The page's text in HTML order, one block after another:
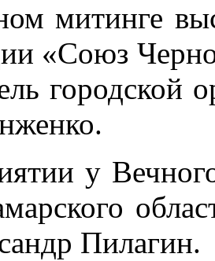
митинге
«Союз
у
Пилагин.